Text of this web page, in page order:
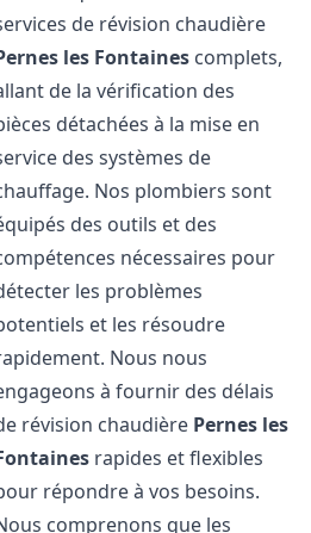
de révision chaudière
les Fontaines complets,
de la vérification des
détachées à la mise en
des systèmes de
Nos plombiers sont
des outils et des
nécessaires pour
les problèmes
et les résoudre
Nous nous
à fournir des délais
révision chaudière Pernes les
rapides et flexibles
répondre à vos besoins.
comprenons que les